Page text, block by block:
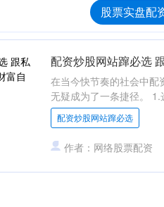
股票实盘配
配资炒股网站蹿必选
在当今快节奏的社会中配
无疑成为了一条捷径。
配资炒股网站蹿必选
作者：网络股票配资